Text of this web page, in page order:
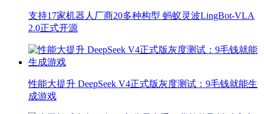
支持17家机器人厂商20多种构型 蚂蚁灵波LingBot-VLA
2.0正式开源
性能大提升 DeepSeek V4正式版灰度测试：9毛钱就能生
成游戏